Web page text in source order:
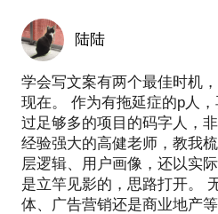
以上种种，不是你没才华没能
是你没掌握打造一门好课的方
✔️什么课，才叫“好课”？
✔️什么选题可以另辟蹊径？
✔️怎么做课才能思如泉涌？
✔️什么样的课好卖？怎么定
✔️能让学员“见效”的好课是怎
陆陆
学会写文案有两个最佳时机
现在。 作为有拖延症的p人
过足够多的项目的码字人，
经验强大的高健老师，教我
层逻辑、用户画像，还以实
是立竿见影的，思路打开。
体、广告营销还是商业地产